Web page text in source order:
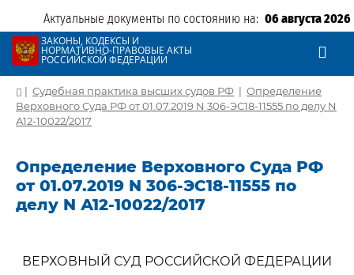
Актуальные документы по состоянию на: 06 августа 2026
ЗАКОНЫ, КОДЕКСЫ И
НОРМАТИВНО-ПРАВОВЫЕ АКТЫ
РОССИЙСКОЙ ФЕДЕРАЦИИ
| Судебная практика высших судов РФ | Определение
Верховного Суда РФ от 01.07.2019 N 306-ЭС18-11555 по делу N
А12-10022/2017
Определение Верховного Суда РФ
от 01.07.2019 N 306-ЭС18-11555 по
делу N А12-10022/2017
ВЕРХОВНЫЙ СУД РОССИЙСКОЙ ФЕДЕРАЦИИ